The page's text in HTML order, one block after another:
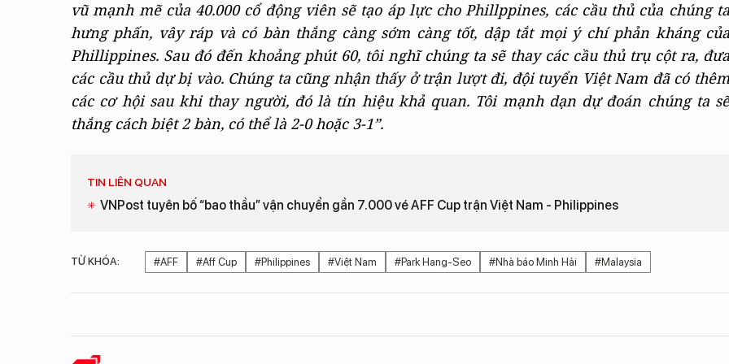
vũ mạnh mẽ của 40.000 cổ động viên sẽ tạo áp lực cho Phillppines, các cầu thủ của chúng ta
hưng phấn, vây ráp và có bàn thắng càng sớm càng tốt, dập tắt mọi ý chí phản kháng của
Phillippines. Sau đó đến khoảng phút 60, tôi nghĩ chúng ta sẽ thay các cầu thủ trụ cột ra, đưa
các cầu thủ dự bị vào. Chúng ta cũng nhận thấy ở trận lượt đi, đội tuyển Việt Nam đã có thêm
các cơ hội sau khi thay người, đó là tín hiệu khả quan. Tôi mạnh dạn dự đoán chúng ta sẽ
thắng cách biệt 2 bàn, có thể là 2-0 hoặc 3-1”.
TIN LIÊN QUAN
VNPost tuyên bố “bao thầu” vận chuyển gần 7.000 vé AFF Cup trận Việt Nam - Philippines
TỪ KHÓA: #AFF #Aff Cup #Philippines #Việt Nam #Park Hang-Seo #Nhà báo Minh Hải #Malaysia